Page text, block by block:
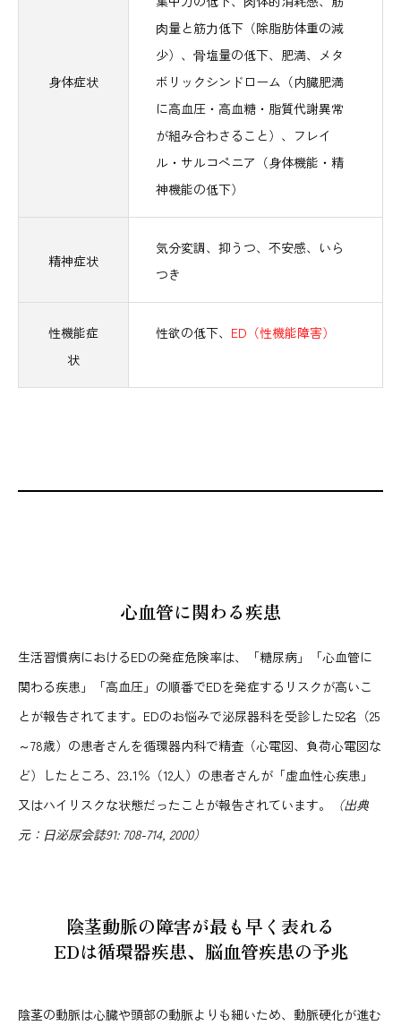
身体症状
⾁量と筋⼒低下（除脂肪体重の減
少）、⾻塩量の低下、肥満、メタ
ボリックシンドローム（内臓肥満
に高血圧・高血糖・脂質代謝異常
が組み合わさること）、フレイ
ル・サルコペニア（身体機能・精
神機能の低下）
精神症状
気分変調、抑うつ、不安感、いら
つき
性機能症
状
性欲の低下、 ED（性機能障害）
心血管に関わる疾患
生活習慣病におけるEDの発症危険率は、「糖尿病」「心血管に
関わる疾患」「高血圧」の順番でEDを発症するリスクが高いこ
とが報告されてます。EDのお悩みで泌尿器科を受診した52名（25
～78歳）の患者さんを循環器内科で精査（心電図、負荷心電図な
ど）したところ、23.1％（12人）の患者さんが「虚血性心疾患」
又はハイリスクな状態だったことが報告されています。
（出典
元：⽇泌尿会誌91: 708-714, 2000）
陰茎動脈の障害が最も早く表れる
EDは循環器疾患、脳血管疾患の予兆
陰茎の動脈は心臓や頭部の動脈よりも細いため、動脈硬化が進む